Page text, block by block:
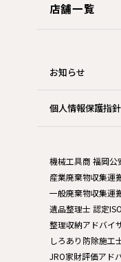
店舗一覧
お知らせ
個人情報保護指針
機械工具商 福岡
産業廃棄物収集運
一般廃棄物収集運
遺品整理士 認定
整理収納アドバイ
しろあり防除施工
JRO家財評価アド